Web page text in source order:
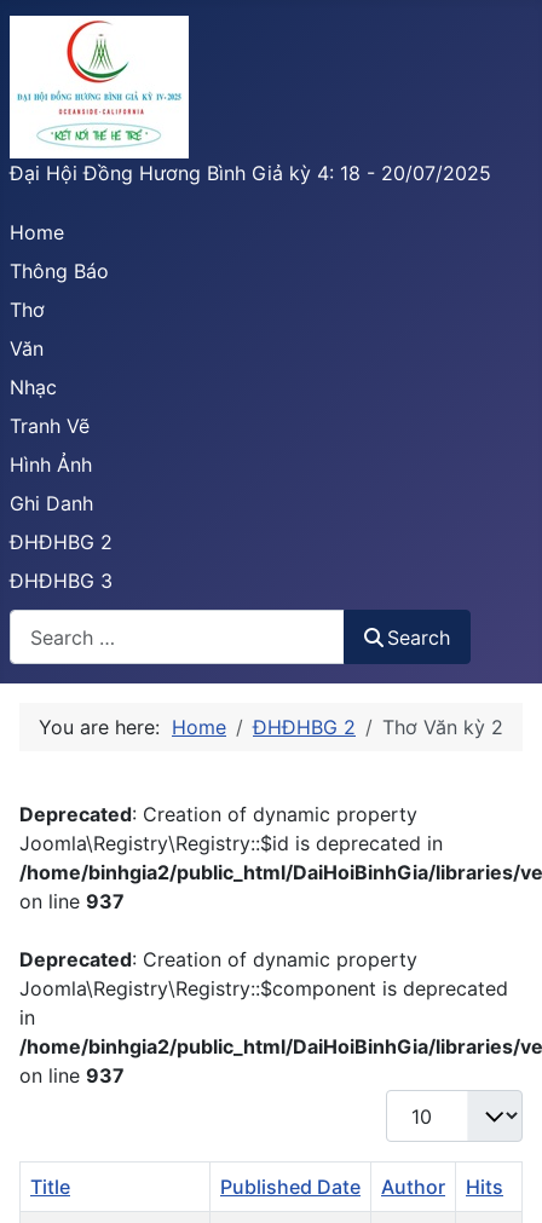
Đại Hội Đồng Hương Bình Giả kỳ 4: 18 - 20/07/2025
Home
Thông Báo
Thơ
Văn
Nhạc
Tranh Vẽ
Hình Ảnh
Ghi Danh
ĐHĐHBG 2
ĐHĐHBG 3
Search
You are here: Home ĐHĐHBG 2 Thơ Văn kỳ 2
Deprecated: Creation of dynamic property
Joomla\Registry\Registry::$id is deprecated in
/home/binhgia2/public_html/DaiHoiBinhGia/libraries/
on line 937
Deprecated: Creation of dynamic property
Joomla\Registry\Registry::$component is deprecated
in
/home/binhgia2/public_html/DaiHoiBinhGia/libraries/
on line 937
Display #
Title Published Date Author Hits